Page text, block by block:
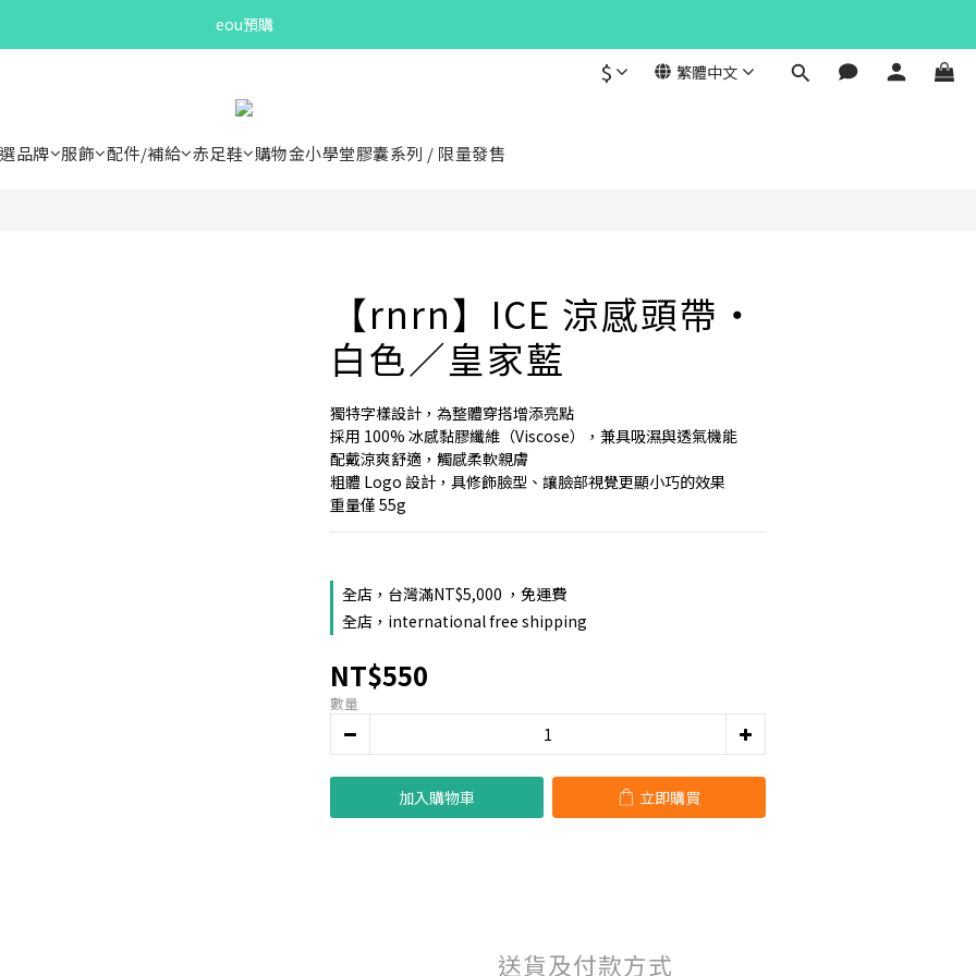
Bandit Summer
Bandit Summer
eou預購
$ 繁體中文
品牌 服飾 配件/補給 赤足鞋 購物金小學堂膠囊系列 / 限量發售
【rnrn】ICE 涼感頭帶・
白色／皇家藍
獨特字樣設計，為整體穿搭增添亮點
採用 100% 冰感黏膠纖維（Viscose），兼具吸濕與透氣機能
配戴涼爽舒適，觸感柔軟親膚
粗體 Logo 設計，具修飾臉型、讓臉部視覺更顯小巧的效果
重量僅 55g
全店，台灣滿NT$5,000 ，免運費
全店，international free shipping
NT$550
數量
加入購物車 立即購買
送貨及付款方式
立即購買